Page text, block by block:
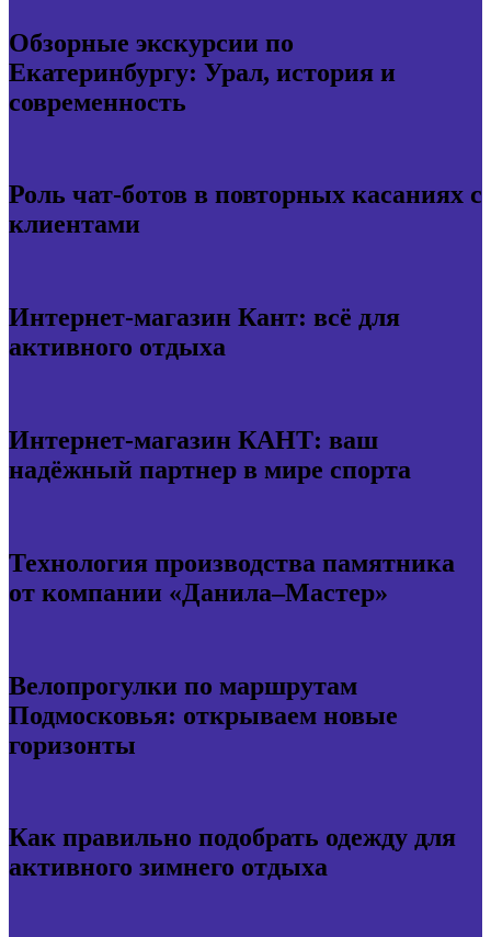
Обзорные экскурсии по
Екатеринбургу: Урал, история и
современность
Роль чат-ботов в повторных касаниях с
клиентами
Интернет-магазин Кант: всё для
активного отдыха
Интернет-магазин КАНТ: ваш
надёжный партнер в мире спорта
Технология производства памятника
от компании «Данила–Мастер»
Велопрогулки по маршрутам
Подмосковья: открываем новые
горизонты
Как правильно подобрать одежду для
активного зимнего отдыха